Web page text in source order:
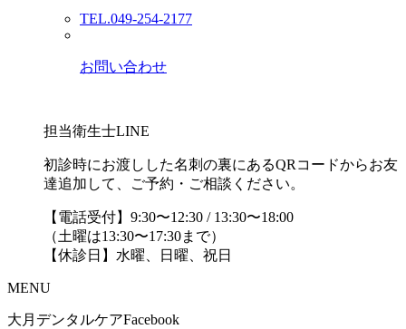
TEL.049-254-2177
お問い合わせ
担当衛生士LINE
初診時にお渡しした名刺の裏にあるQRコードからお友
達追加して、ご予約・ご相談ください。
【電話受付】9:30〜12:30 / 13:30〜18:00
（土曜は13:30〜17:30まで）
【休診日】水曜、日曜、祝日
MENU
大月デンタルケアFacebook